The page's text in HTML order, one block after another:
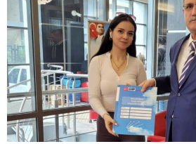
KULU’DA HAFİF TİCARİ ARAÇ
YARALI
Trafik Kazasinda Yaralanmıştı,
Hayatını Kaybetti
BİST
13.798,82
DOLAR
47,7010